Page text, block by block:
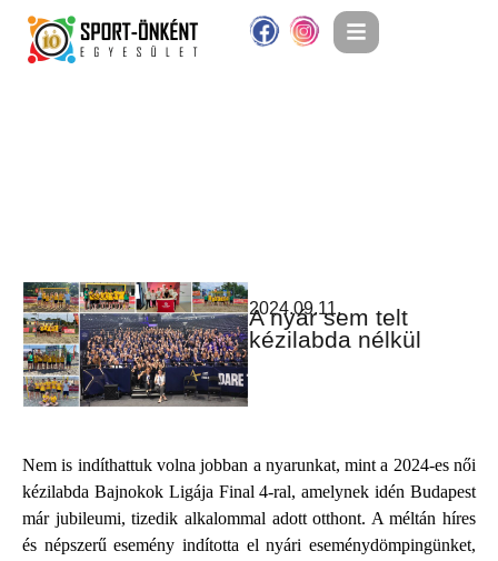
2024.09.11.
A nyár sem telt
kézilabda nélkül
Nem is indíthattuk volna jobban a nyarunkat, mint a 2024-es női
kézilabda Bajnokok Ligája Final 4-ral, amelynek idén Budapest
már jubileumi, tizedik alkalommal adott otthont. A méltán híres
és népszerű esemény indította el nyári eseménydömpingünket,